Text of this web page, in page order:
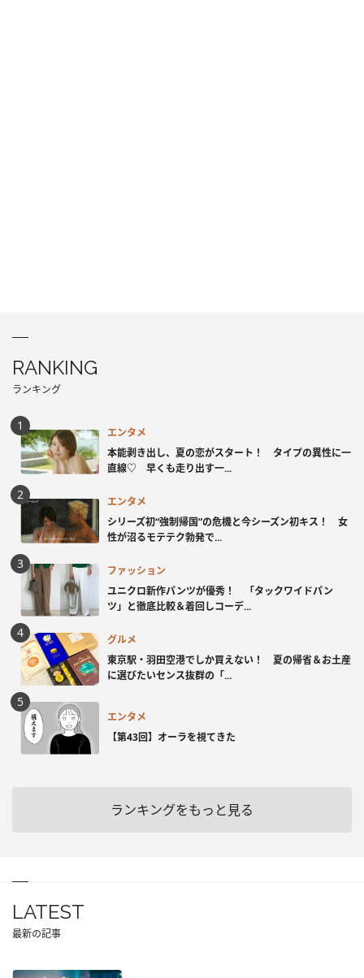
RANKING
ランキング
エンタメ
本能剥き出し、夏の恋がスタート！ タイプの異性に一
直線♡ 早くも走り出す一...
エンタメ
シリーズ初“強制帰国”の危機と今シーズン初キス！ 女
性が沼るモテテク勃発で...
ファッション
ユニクロ新作パンツが優秀！ 「タックワイドパン
ツ」と徹底比較＆着回しコーデ...
グルメ
東京駅・羽田空港でしか買えない！ 夏の帰省＆お土産
に選びたいセンス抜群の「...
エンタメ
【第43回】オーラを視てきた
ランキングをもっと見る
LATEST
最新の記事